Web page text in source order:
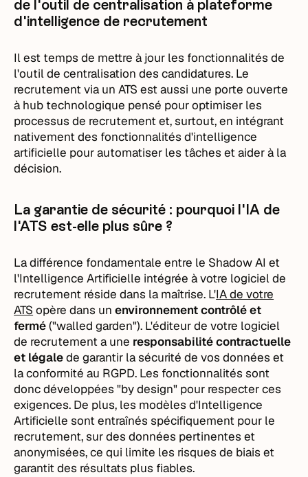
de l'outil de centralisation à plateforme
d'intelligence de recrutement
Il est temps de mettre à jour les fonctionnalités de
l'outil de centralisation des candidatures. Le
recrutement via un ATS est aussi une porte ouverte
à hub technologique pensé pour optimiser les
processus de recrutement et, surtout, en intégrant
nativement des fonctionnalités d'intelligence
artificielle pour automatiser les tâches et aider à la
décision.
La garantie de sécurité : pourquoi l'IA de
l'ATS est-elle plus sûre ?
La différence fondamentale entre le Shadow AI et
l'Intelligence Artificielle intégrée à votre logiciel de
recrutement réside dans la maîtrise. L'IA de votre
ATS opère dans unenvironnement contrôlé et
fermé("walled garden"). L'éditeur de votre logiciel
de recrutement a une responsabilité contractuelle
et légalede garantir la sécurité de vos données et
la conformité au RGPD. Les fonctionnalités sont
donc développées "by design" pour respecter ces
exigences. De plus, les modèles d'Intelligence
Artificielle sont entraînés spécifiquement pour le
recrutement, sur des données pertinentes et
anonymisées, ce qui limite les risques de biais et
garantit des résultats plus fiables.